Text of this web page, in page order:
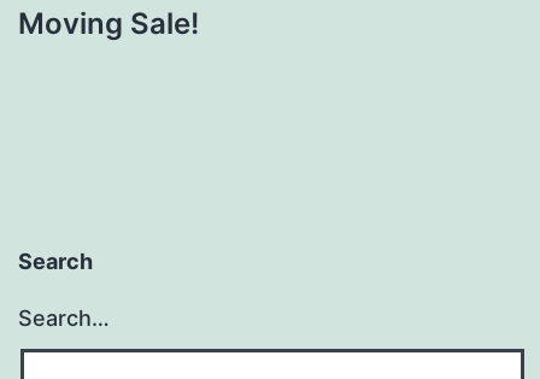
Moving Sale!
Search
Search…